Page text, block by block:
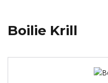
Boilie Krill